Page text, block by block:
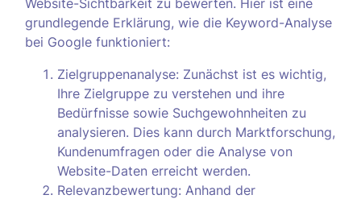
Website-Sichtbarkeit zu bewerten. Hier ist eine
grundlegende Erklärung, wie die Keyword-Analyse
bei Google funktioniert:
Zielgruppenanalyse: Zunächst ist es wichtig,
Ihre Zielgruppe zu verstehen und ihre
Bedürfnisse sowie Suchgewohnheiten zu
analysieren. Dies kann durch Marktforschung,
Kundenumfragen oder die Analyse von
Website-Daten erreicht werden.
Relevanzbewertung: Anhand der